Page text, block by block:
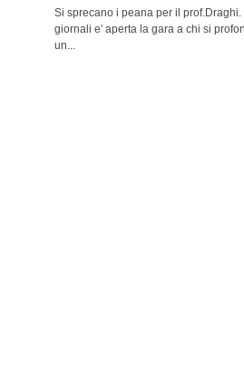
Si sprecano i peana per il prof.Draghi.
giornali e' aperta la gara a chi si
un...